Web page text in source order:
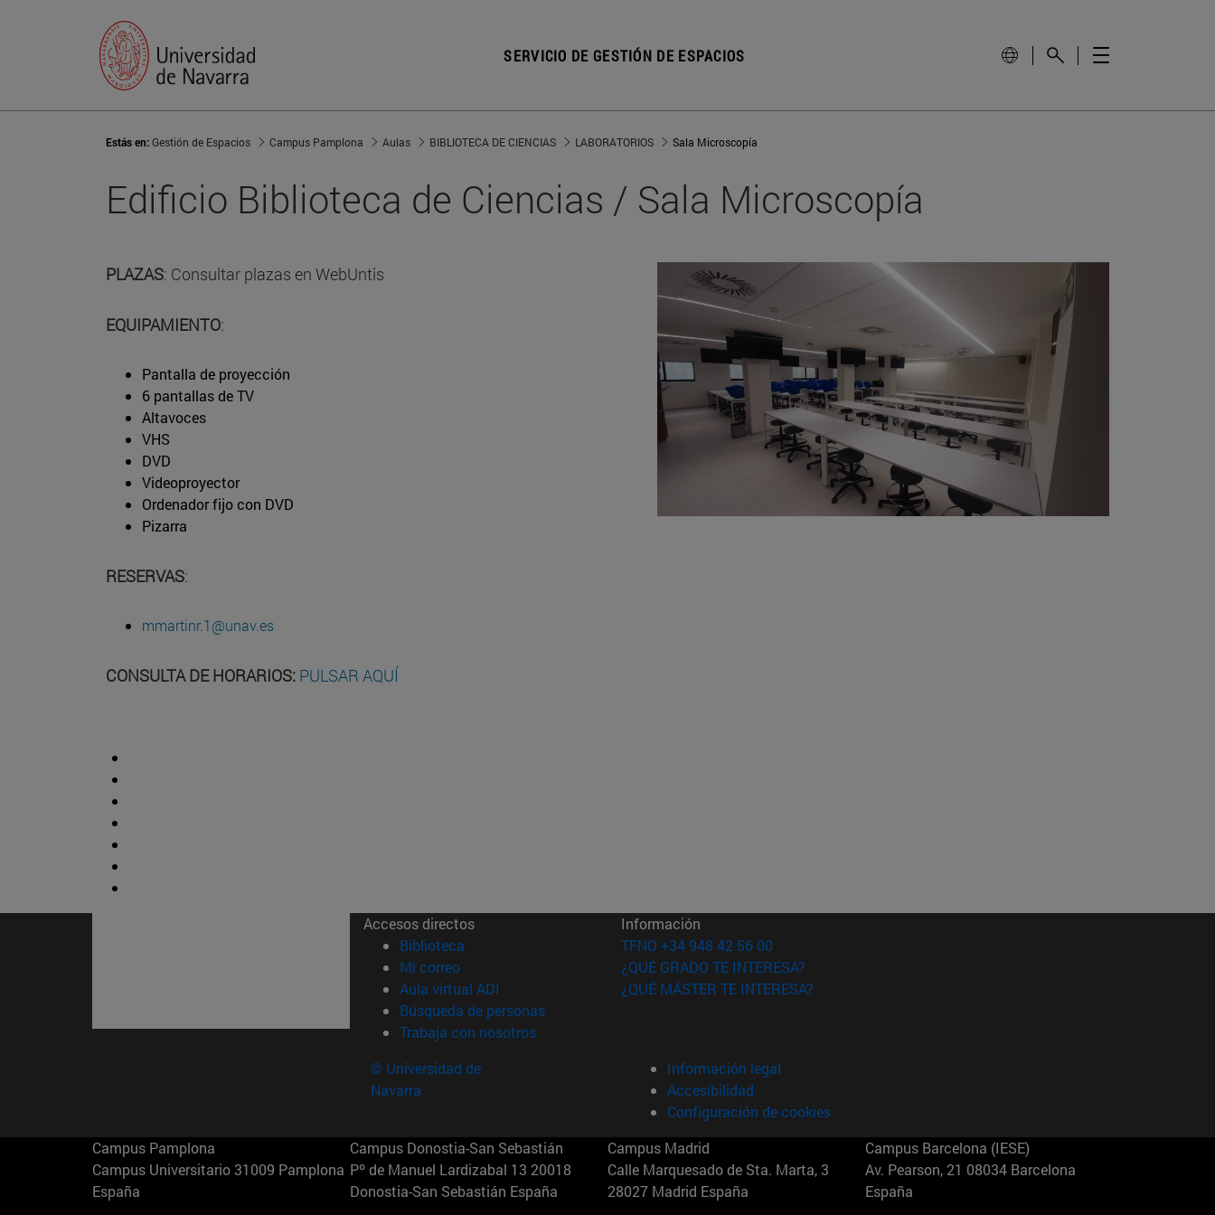
SERVICIO DE GESTIÓN DE ESPACIOS
Estás en:Gestión de Espacios Campus Pamplona Aulas BIBLIOTECA DE CIENCIAS LABORATORIOS Sala Microscopía
Edificio Biblioteca de Ciencias / Sala Microscopía
PLAZAS: Consultar plazas en WebUntis
EQUIPAMIENTO:
Pantalla de proyección
6 pantallas de TV
Altavoces
VHS
DVD
Videoproyector
Ordenador fijo con DVD
Pizarra
RESERVAS:
mmartinr.1@unav.es
CONSULTA DE HORARIOS: PULSAR AQUÍ
Accesos directos
Biblioteca (abre en nueva ventana)
Mi correo(abre en nueva ventana)
Aula virtual ADI (abre en nueva ventana)
Búsqueda de personas(abre en nueva ventana)
Trabaja con nosotros(abre en nueva ventana)
Información
TFNO +34 948 42 56 00
¿QUÉ GRADO TE INTERESA?
¿QUÉ MÁSTER TE INTERESA?
© Universidad de
Navarra
Información legal
Accesibilidad
Configuración de cookies
Campus Pamplona
Campus Universitario 31009 Pamplona
España
Campus Donostia-San Sebastián
Pº de Manuel Lardizabal 13 20018
Donostia-San Sebastián España
Campus Madrid
Calle Marquesado de Sta. Marta, 3
28027 Madrid España
Campus Barcelona (IESE)
Av. Pearson, 21 08034 Barcelona
España